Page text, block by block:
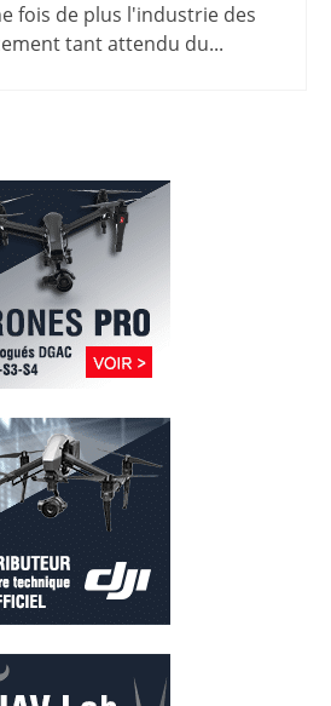
fois de plus l'industrie des
tant attendu du...